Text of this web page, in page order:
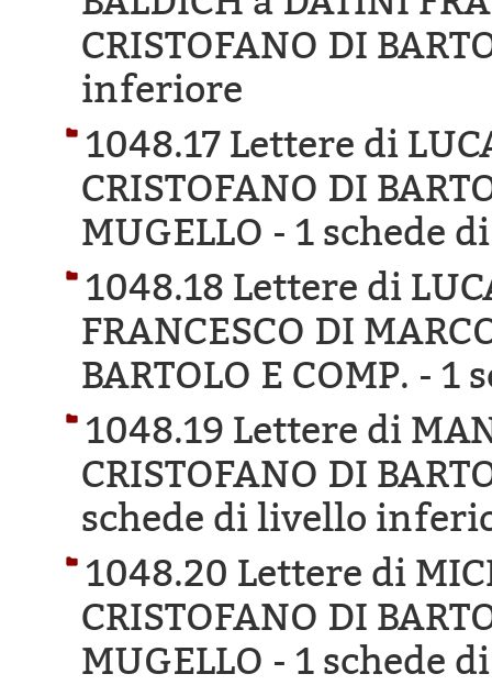
CRISTOFANO DI
inferiore
1048.17 Lettere di
CRISTOFANO DI
MUGELLO - 1 schede
1048.18 Lettere di
FRANCESCO DI
BARTOLO E COMP. - 1
1048.19 Lettere di
CRISTOFANO DI
schede di livello
1048.20 Lettere di
CRISTOFANO DI
MUGELLO - 1 schede